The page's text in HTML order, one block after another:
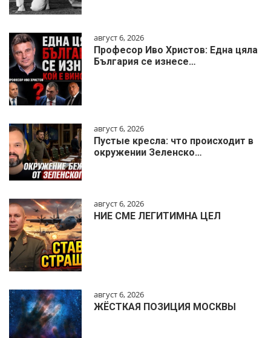
август 6, 2026
Професор Иво Христов: Една цяла
България се изнесе…
август 6, 2026
Пустые кресла: что происходит в
окружении Зеленско…
август 6, 2026
НИЕ СМЕ ЛЕГИТИМНА ЦЕЛ
август 6, 2026
ЖЁСТКАЯ ПОЗИЦИЯ МОСКВЫ